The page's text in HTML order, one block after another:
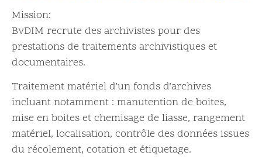
Mission:
BvDIM recrute des archivistes pour des
prestations de traitements archivistiques et
documentaires.
Traitement matériel d’un fonds d’archives
incluant notamment : manutention de boites,
mise en boites et chemisage de liasse, rangement
matériel, localisation, contrôle des données issues
du récolement, cotation et étiquetage.